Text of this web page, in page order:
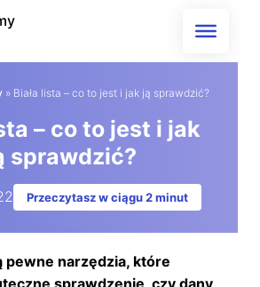
» Biała lista – co to jest i jak ją sprawdzić?
– co to jest i jak
sprawdzić?
Przeczytasz w ciągu 2 minut
pewne narzędzia, które
sprawdzenie, czy dany